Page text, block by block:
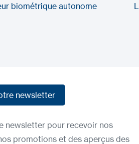
biométrique autonome
newsletter
newsletter pour recevoir nos
promotions et des aperçus des